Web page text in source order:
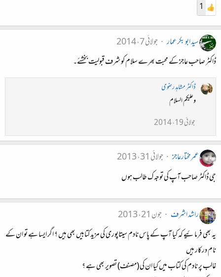
1
سید ابو بکر عمار
جولائی 7، 2014
ڈاکٹر صاحب عاجز کے محبت بھرے سلام کو شرف قبولیت بخشئے۔
ڈاکٹر مشاہد رضوی
وعلیکم السلام
جولائی 19، 2014
عمرمختارعاجز
جولائی 31، 2013
جی ڈاکٹر صاحب آپ کی توجہ ک طالب ہوں
راشد اشرف
جون 21، 2013
یہ بھی فرمائیے کہ کیا آپ کے پاس نادم سیتاپوری کی مزید کتابیں بھی ہیں ؟ اگر ایسا ہے تو ان کے
نام درکار ہیں
غالب پر نادم کی کتاب میں کیا ان کی (مصنف) تصویر بھی ہے ؟